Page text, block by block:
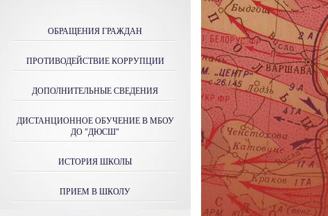
ОБРАЩЕНИЯ ГРАЖДАН
ПРОТИВОДЕЙСТВИЕ КОРРУПЦИИ
ДОПОЛНИТЕЛЬНЫЕ СВЕДЕНИЯ
ДИСТАНЦИОННОЕ ОБУЧЕНИЕ В МБОУ
ДО "ДЮСШ"
ИСТОРИЯ ШКОЛЫ
ПРИЕМ В ШКОЛУ